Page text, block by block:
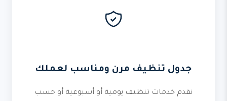
جدول تنظيف مرن ومناسب لعملك
نقدم خدمات تنظيف يومية أو أسبوعية أو حسب